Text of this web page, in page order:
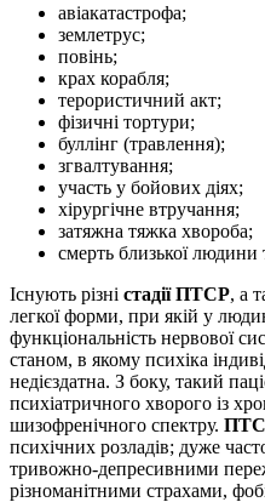
авіакатастрофа;
землетрус;
повінь;
крах корабля;
терористичний акт;
фізичні тортури;
буллінг (травлення);
згвалтування;
участь у бойових діях;
хірургічне втручання;
затяжна тяжка хвороба;
смерть близької людини
Існують різні стадії ПТСР, а
легкої форми, при якій у
функціональність нервової
станом, в якому психіка
недієздатна. З боку, такий
психіатричного хворого із
шизофренічного спектру.
психічних розладів; дуже
тривожно-депресивними
різноманітними страхами,